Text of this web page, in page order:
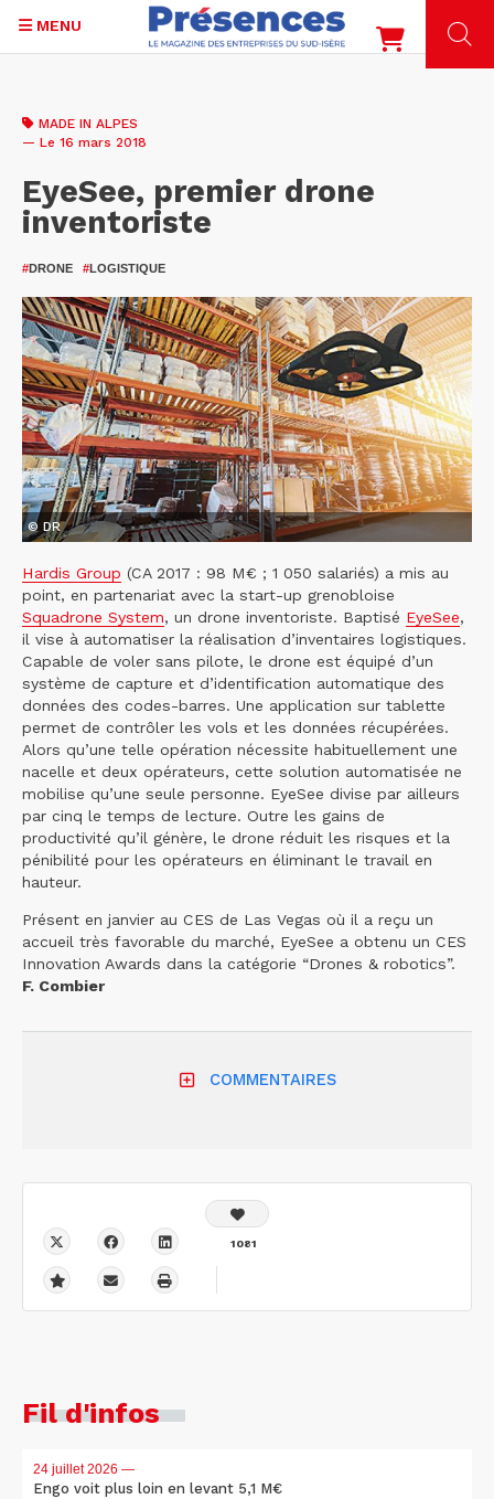
contenu
MENU
MADE IN ALPES
— Le 16 mars 2018
EyeSee, premier drone
inventoriste
#DRONE #LOGISTIQUE
© DR
Hardis Group (CA 2017 : 98 M€ ; 1 050 salariés) a mis au
point, en partenariat avec la start-up grenobloise
Squadrone System, un drone inventoriste. Baptisé EyeSee,
il vise à automatiser la réalisation d’inventaires logistiques.
Capable de voler sans pilote, le drone est équipé d’un
système de capture et d’identification automatique des
données des codes-barres. Une application sur tablette
permet de contrôler les vols et les données récupérées.
Alors qu’une telle opération nécessite habituellement une
nacelle et deux opérateurs, cette solution automatisée ne
mobilise qu’une seule personne. EyeSee divise par ailleurs
par cinq le temps de lecture. Outre les gains de
productivité qu’il génère, le drone réduit les risques et la
pénibilité pour les opérateurs en éliminant le travail en
hauteur.
Présent en janvier au CES de Las Vegas où il a reçu un
accueil très favorable du marché, EyeSee a obtenu un CES
Innovation Awards dans la catégorie “Drones & robotics”.
F. Combier
COMMENTAIRES
1081
Fil d'infos
24 juillet 2026 —
Engo voit plus loin en levant 5,1 M€